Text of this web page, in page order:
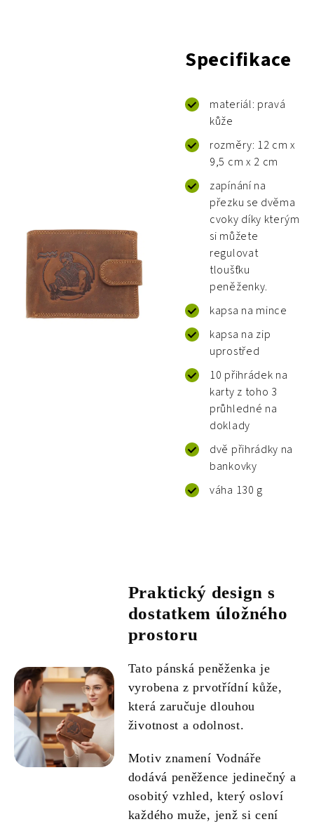
Specifikace
materiál: pravá
kůže
rozměry: 12 cm x
9,5 cm x 2 cm
zapínání na
přezku se dvěma
cvoky díky kterým
si můžete
regulovat
tloušťku
peněženky.
kapsa na mince
kapsa na zip
uprostřed
10 přihrádek na
karty z toho 3
průhledné na
doklady
dvě přihrádky na
bankovky
váha 130 g
Praktický design s
dostatkem úložného
prostoru
Tato pánská peněženka je
vyrobena z prvotřídní kůže,
která zaručuje dlouhou
životnost a odolnost.
Motiv znamení Vodnáře
dodává peněžence jedinečný a
osobitý vzhled, který osloví
každého muže, jenž si cení